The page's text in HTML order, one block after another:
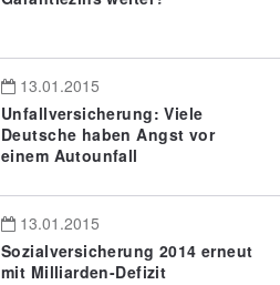
13.01.2015
Unfallversicherung: Viele
Deutsche haben Angst vor
einem Autounfall
13.01.2015
Sozialversicherung 2014 erneut
mit Milliarden-Defizit